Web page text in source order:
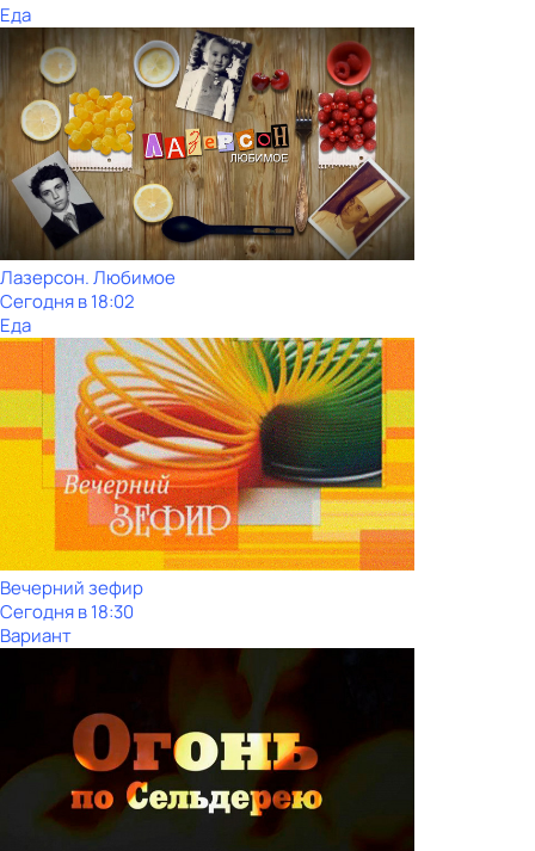
Еда
Лазерсон. Любимое
Сегодня в 18:02
Еда
Вечерний зефир
Сегодня в 18:30
Вариант